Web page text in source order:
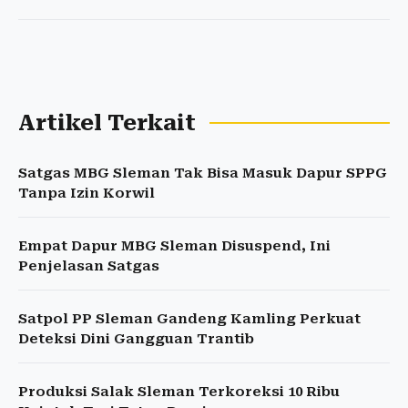
Artikel Terkait
Satgas MBG Sleman Tak Bisa Masuk Dapur SPPG
Tanpa Izin Korwil
Empat Dapur MBG Sleman Disuspend, Ini
Penjelasan Satgas
Satpol PP Sleman Gandeng Kamling Perkuat
Deteksi Dini Gangguan Trantib
Produksi Salak Sleman Terkoreksi 10 Ribu